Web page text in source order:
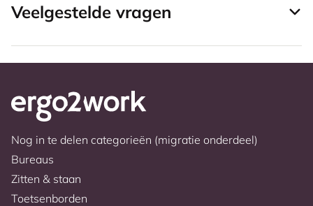
Veelgestelde vragen
Nog in te delen categorieën (migratie onderdeel)
Bureaus
Zitten & staan
Toetsenborden